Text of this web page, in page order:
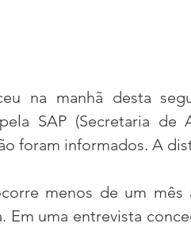
na manhã desta
SAP (Secretaria de
foram informados. A
menos de um
Em uma entrevista